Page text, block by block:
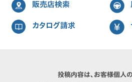
販売店検索
カタログ請求
投稿内容は、お客様個人の